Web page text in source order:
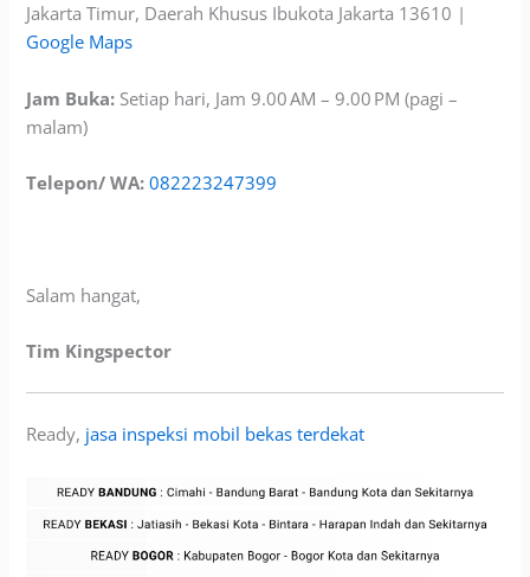
Jakarta Timur, Daerah Khusus Ibukota Jakarta 13610 |
Google Maps
Jam Buka: Setiap hari, Jam 9.00 AM – 9.00 PM (pagi –
malam)
Telepon/ WA: 082223247399
Salam hangat,
Tim Kingspector
Ready, jasa inspeksi mobil bekas terdekat